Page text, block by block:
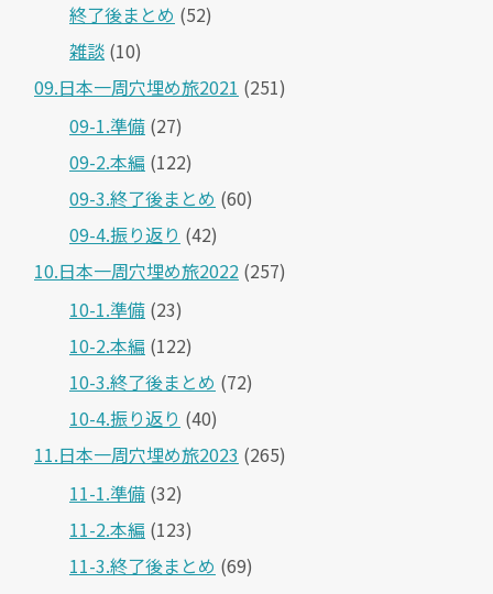
終了後まとめ (52)
雑談 (10)
09.日本一周穴埋め旅2021 (251)
09-1.準備 (27)
09-2.本編 (122)
09-3.終了後まとめ (60)
09-4.振り返り (42)
10.日本一周穴埋め旅2022 (257)
10-1.準備 (23)
10-2.本編 (122)
10-3.終了後まとめ (72)
10-4.振り返り (40)
11.日本一周穴埋め旅2023 (265)
11-1.準備 (32)
11-2.本編 (123)
11-3.終了後まとめ (69)